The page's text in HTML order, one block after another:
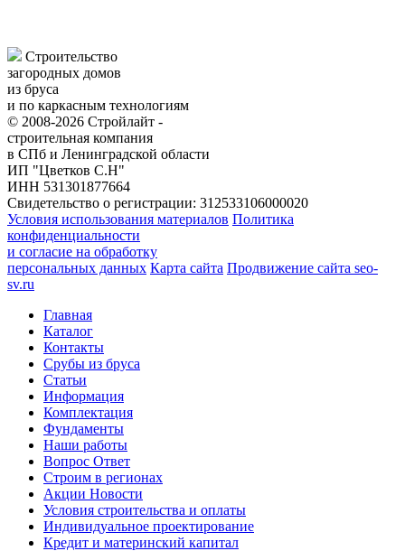
Строительство
загородных домов
из бруса
и по каркасным технологиям
© 2008-2026 Стройлайт -
строительная компания
в СПб и Ленинградской области
ИП "Цветков С.Н"
ИНН 531301877664
Свидетельство о регистрации: 312533106000020
Условия использования материалов Политика
конфиденциальности
и согласие на обработку
персональных данных Карта сайта Продвижение сайта seo-
sv.ru
Главная
Каталог
Контакты
Срубы из бруса
Статьи
Информация
Комплектация
Фундаменты
Наши работы
Вопрос Ответ
Строим в регионах
Акции Новости
Условия строительства и оплаты
Индивидуальное проектирование
Кредит и материнский капитал